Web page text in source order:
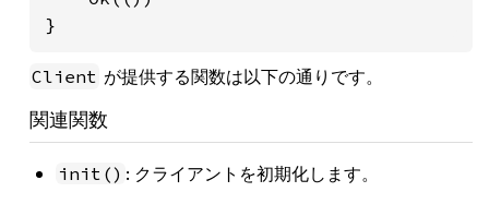
}
Client が提供する関数は以下の通りです。
関連関数
init() : クライアントを初期化します。